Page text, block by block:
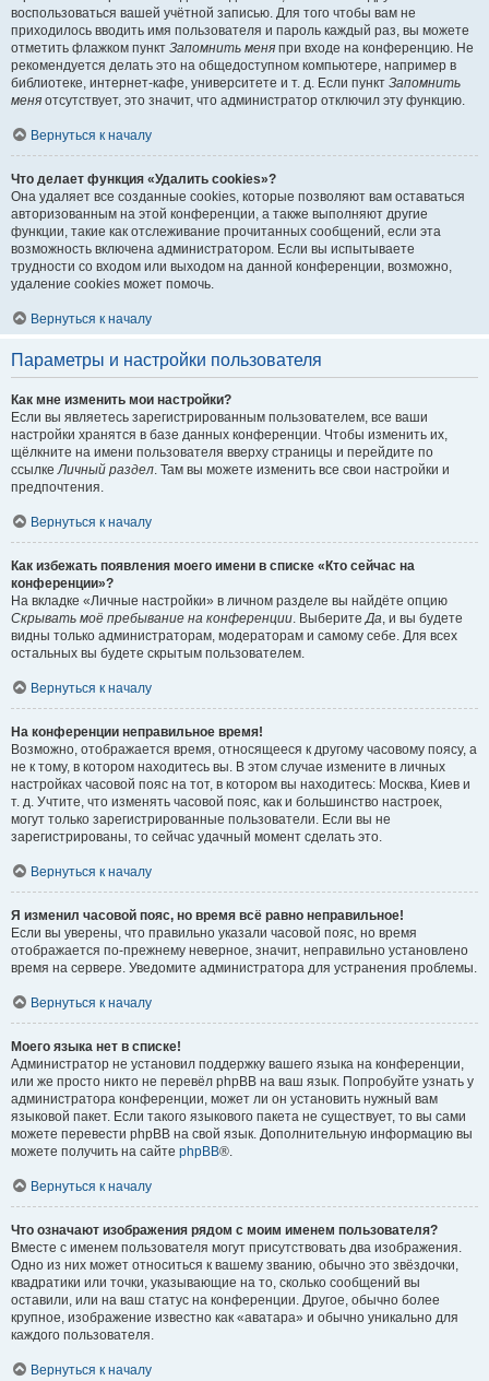
воспользоваться вашей учётной записью. Для того чтобы вам не
приходилось вводить имя пользователя и пароль каждый раз, вы можете
отметить флажком пункт Запомнить меня при входе на конференцию. Не
рекомендуется делать это на общедоступном компьютере, например в
библиотеке, интернет-кафе, университете и т. д. Если пункт Запомнить
меня отсутствует, это значит, что администратор отключил эту функцию.
Вернуться к началу
Что делает функция «Удалить cookies»?
Она удаляет все созданные cookies, которые позволяют вам оставаться
авторизованным на этой конференции, а также выполняют другие
функции, такие как отслеживание прочитанных сообщений, если эта
возможность включена администратором. Если вы испытываете
трудности со входом или выходом на данной конференции, возможно,
удаление cookies может помочь.
Вернуться к началу
Параметры и настройки пользователя
Как мне изменить мои настройки?
Если вы являетесь зарегистрированным пользователем, все ваши
настройки хранятся в базе данных конференции. Чтобы изменить их,
щёлкните на имени пользователя вверху страницы и перейдите по
ссылкеЛичный раздел. Там вы можете изменить все свои настройки и
предпочтения.
Вернуться к началу
Как избежать появления моего имени в списке «Кто сейчас на
конференции»?
На вкладке «Личные настройки» в личном разделе вы найдёте опцию
Скрывать моё пребывание на конференции. ВыберитеДа, и вы будете
видны только администраторам, модераторам и самому себе. Для всех
остальных вы будете скрытым пользователем.
Вернуться к началу
На конференции неправильное время!
Возможно, отображается время, относящееся к другому часовому поясу, а
не к тому, в котором находитесь вы. В этом случае измените в личных
настройках часовой пояс на тот, в котором вы находитесь: Москва, Киев и
т. д. Учтите, что изменять часовой пояс, как и большинство настроек,
могут только зарегистрированные пользователи. Если вы не
зарегистрированы, то сейчас удачный момент сделать это.
Вернуться к началу
Я изменил часовой пояс, но время всё равно неправильное!
Если вы уверены, что правильно указали часовой пояс, но время
отображается по-прежнему неверное, значит, неправильно установлено
время на сервере. Уведомите администратора для устранения проблемы.
Вернуться к началу
Моего языка нет в списке!
Администратор не установил поддержку вашего языка на конференции,
или же просто никто не перевёл phpBB на ваш язык. Попробуйте узнать у
администратора конференции, может ли он установить нужный вам
языковой пакет. Если такого языкового пакета не существует, то вы сами
можете перевести phpBB на свой язык. Дополнительную информацию вы
можете получить на сайте phpBB®.
Вернуться к началу
Что означают изображения рядом с моим именем пользователя?
Вместе с именем пользователя могут присутствовать два изображения.
Одно из них может относиться к вашему званию, обычно это звёздочки,
квадратики или точки, указывающие на то, сколько сообщений вы
оставили, или на ваш статус на конференции. Другое, обычно более
крупное, изображение известно как «аватара» и обычно уникально для
каждого пользователя.
Вернуться к началу